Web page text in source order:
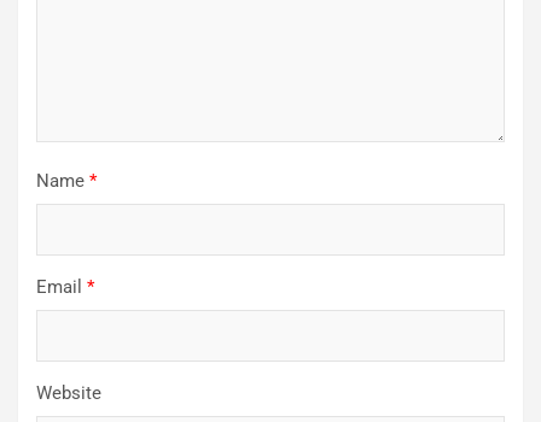
Name *
Email *
Website